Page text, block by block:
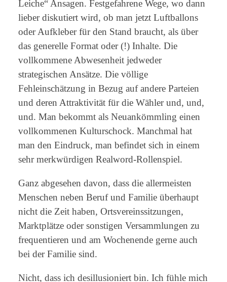
Leiche“ Ansagen. Festgefahrene Wege, wo dann
lieber diskutiert wird, ob man jetzt Luftballons
oder Aufkleber für den Stand braucht, als über
das generelle Format oder (!) Inhalte. Die
vollkommene Abwesenheit jedweder
strategischen Ansätze. Die völlige
Fehleinschätzung in Bezug auf andere Parteien
und deren Attraktivität für die Wähler und, und,
und. Man bekommt als Neuankömmling einen
vollkommenen Kulturschock. Manchmal hat
man den Eindruck, man befindet sich in einem
sehr merkwürdigen Realword-Rollenspiel.
Ganz abgesehen davon, dass die allermeisten
Menschen neben Beruf und Familie überhaupt
nicht die Zeit haben, Ortsvereinssitzungen,
Marktplätze oder sonstigen Versammlungen zu
frequentieren und am Wochenende gerne auch
bei der Familie sind.
Nicht, dass ich desillusioniert bin. Ich fühle mich